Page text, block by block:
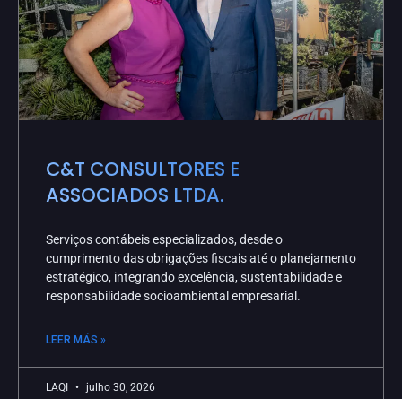
C&T CONSULTORES E
ASSOCIADOS LTDA.
Serviços contábeis especializados, desde o
cumprimento das obrigações fiscais até o planejamento
estratégico, integrando excelência, sustentabilidade e
responsabilidade socioambiental empresarial.
LEER MÁS »
LAQI julho 30, 2026